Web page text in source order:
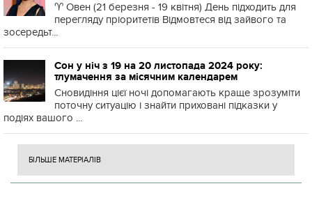
♈️ Овен (21 березня - 19 квітня) День підходить для
перегляду пріоритетів Відмовтеся від зайвого та
зосередьт...
Сон у ніч з 19 на 20 листопада 2024 року:
тлумачення за місячним календарем
Сновидіння цієї ночі допомагають краще зрозуміти
поточну ситуацію і знайти приховані підказки у
подіях вашого ...
БІЛЬШЕ МАТЕРІАЛІВ